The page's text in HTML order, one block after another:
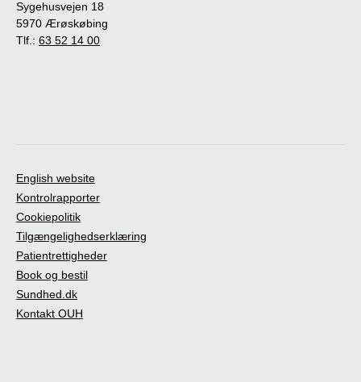
Sygehusvejen 18
5970 Ærøskøbing
Tlf.: 63 52 14 00
English website
Kontrolrapporter
Cookiepolitik
Tilgængelighedserklæring
Patientrettigheder
Book og bestil
Sundhed.dk
Kontakt OUH